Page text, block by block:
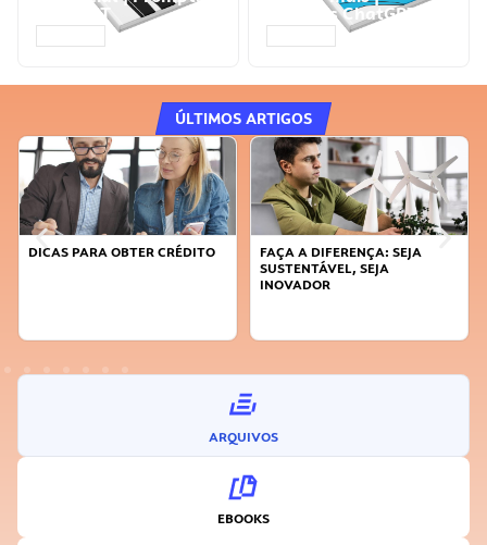
ChatGPT Prompts ChatGPT
ÚLTIMOS ARTIGOS
DICAS PARA OBTER CRÉDITO
FAÇA A DIFERENÇA: SEJA
SUSTENTÁVEL, SEJA
INOVADOR
ARQUIVOS
EBOOKS